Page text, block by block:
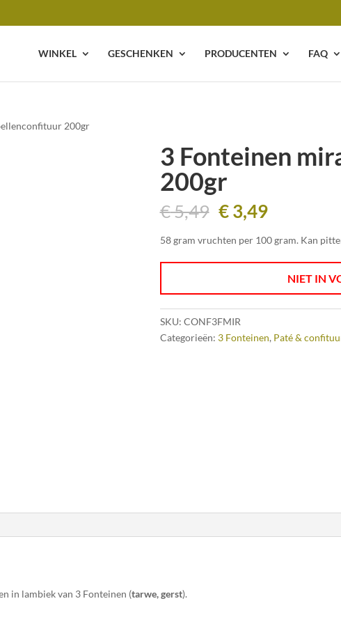
WINKEL GESCHENKEN PRODUCENTEN FAQ
200gr
3 Fonteinen
200gr
€5,49 Oorspronkelijke
prijs
was:
€ 5,49.
€3,49Huidige
is:
€ 3,49.
58 gram vruchten per 100 gram. Kan
NIET IN
SKU: CONF3FMIR
Categorieën: 3 Fonteinen, Paté &
in lambiek van 3 Fonteinen (tarwe, gerst).